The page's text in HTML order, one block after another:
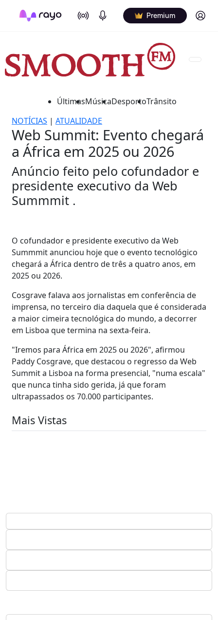
On Air Podcasts Premium Log in
ÚltimasMúsicaDesportoTrânsito
NOTÍCIAS | ATUALIDADE
Web Summit: Evento chegará
a África em 2025 ou 2026
Anúncio feito pelo cofundador e
presidente executivo da Web
Summmit .
O cofundador e presidente executivo da Web
Summmit anunciou hoje que o evento tecnológico
chegará a África dentro de três a quatro anos, em
2025 ou 2026.
Cosgrave falava aos jornalistas em conferência de
imprensa, no terceiro dia daquela que é considerada
a maior cimeira tecnológica do mundo, a decorrer
em Lisboa que termina na sexta-feira.
"Iremos para África em 2025 ou 2026", afirmou
Paddy Cosgrave, que destacou o regresso da Web
Summit a Lisboa na forma presencial, "numa escala"
que nunca tinha sido gerida, já que foram
ultrapassados os 70.000 participantes.
Mais Vistas